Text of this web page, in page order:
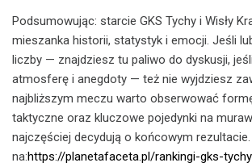
Podsumowując: starcie GKS Tychy i Wisły
mieszanka historii, statystyk i emocji. Jeśli
liczby — znajdziesz tu paliwo do dyskusji,
atmosferę i anegdoty — też nie wyjdziesz
najbliższym meczu warto obserwować
taktyczne oraz kluczowe pojedynki na
najczęściej decydują o końcowym
na:https://planetafaceta.pl/rankingi-gks-